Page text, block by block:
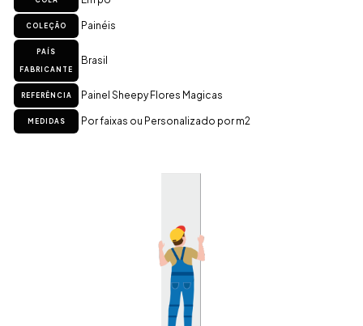
COLEÇÃO Painéis
PAÍS
FABRICANTE
Brasil
REFERÊNCIA Painel Sheepy Flores Magicas
MEDIDAS Por faixas ou Personalizado por m2